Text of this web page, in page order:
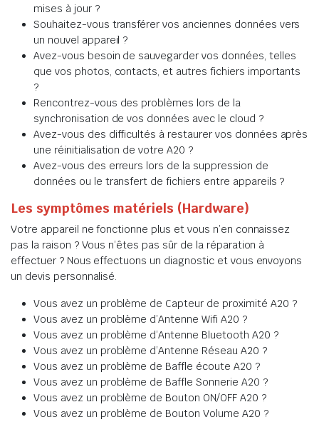
mises à jour ?
Souhaitez-vous transférer vos anciennes données vers
un nouvel appareil ?
Avez-vous besoin de sauvegarder vos données, telles
que vos photos, contacts, et autres fichiers importants
?
Rencontrez-vous des problèmes lors de la
synchronisation de vos données avec le cloud ?
Avez-vous des difficultés à restaurer vos données après
une réinitialisation de votre A20 ?
Avez-vous des erreurs lors de la suppression de
données ou le transfert de fichiers entre appareils ?
Les symptômes matériels (Hardware)
Votre appareil ne fonctionne plus et vous n’en connaissez
pas la raison ? Vous n’êtes pas sûr de la réparation à
effectuer ? Nous effectuons un diagnostic et vous envoyons
un devis personnalisé.
Vous avez un problème de Capteur de proximité A20 ?
Vous avez un problème d’Antenne Wifi A20 ?
Vous avez un problème d’Antenne Bluetooth A20 ?
Vous avez un problème d’Antenne Réseau A20 ?
Vous avez un problème de Baffle écoute A20 ?
Vous avez un problème de Baffle Sonnerie A20 ?
Vous avez un problème de Bouton ON/OFF A20 ?
Vous avez un problème de Bouton Volume A20 ?